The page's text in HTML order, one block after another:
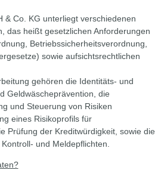
& Co. KG unterliegt verschiedenen
das heißt gesetzlichen Anforderungen
Betriebssicherheitsverordnung,
sowie aufsichtsrechtlichen
gehören die Identitäts- und
Geldwäscheprävention, die
und Steuerung von Risiken
eines Risikoprofils für
Prüfung der Kreditwürdigkeit, sowie die
und Meldepflichten.